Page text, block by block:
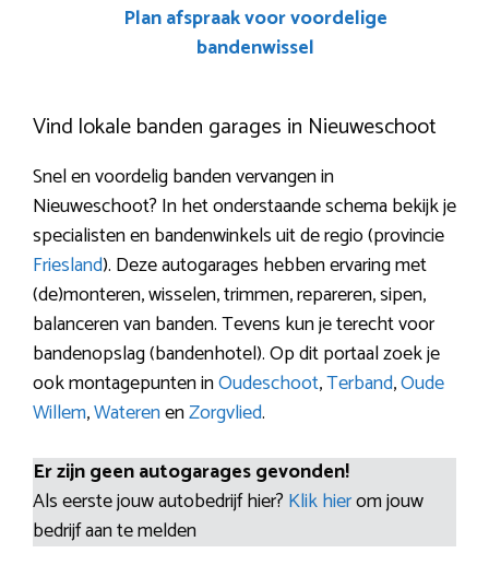
Plan afspraak voor voordelige
bandenwissel
Vind lokale banden garages in Nieuweschoot
Snel en voordelig banden vervangen in
Nieuweschoot? In het onderstaande schema bekijk je
specialisten en bandenwinkels uit de regio (provincie
Friesland). Deze autogarages hebben ervaring met
(de)monteren, wisselen, trimmen, repareren, sipen,
balanceren van banden. Tevens kun je terecht voor
bandenopslag (bandenhotel). Op dit portaal zoek je
ook montagepunten inOudeschoot,Terband,Oude
Willem,WaterenenZorgvlied.
Er zijn geen autogarages gevonden!
Als eerste jouw autobedrijf hier? Klik hierom jouw
bedrijf aan te melden